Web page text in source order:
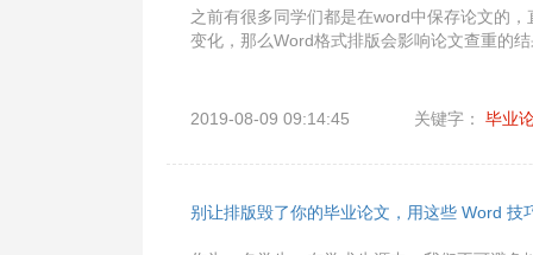
之前有很多同学们都是在word中保存论文的
变化，那么Word格式排版会影响论文查重的
2019-08-09 09:14:45 关键字： 毕业
别让排版毁了你的毕业论文，用这些 Word 技